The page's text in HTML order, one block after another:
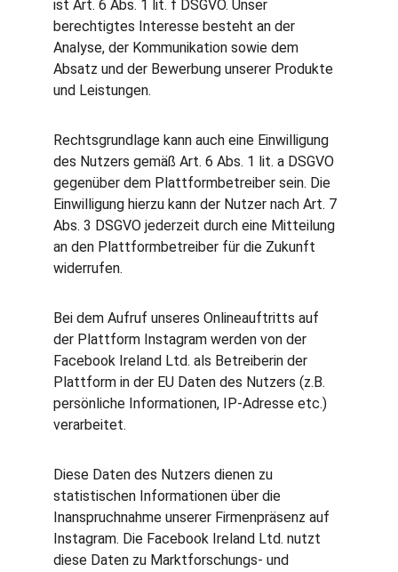
ist Art. 6 Abs. 1 lit. f DSGVO. Unser
berechtigtes Interesse besteht an der
Analyse, der Kommunikation sowie dem
Absatz und der Bewerbung unserer Produkte
und Leistungen.
Rechtsgrundlage kann auch eine Einwilligung
des Nutzers gemäß Art. 6 Abs. 1 lit. a DSGVO
gegenüber dem Plattformbetreiber sein. Die
Einwilligung hierzu kann der Nutzer nach Art. 7
Abs. 3 DSGVO jederzeit durch eine Mitteilung
an den Plattformbetreiber für die Zukunft
widerrufen.
Bei dem Aufruf unseres Onlineauftritts auf
der Plattform Instagram werden von der
Facebook Ireland Ltd. als Betreiberin der
Plattform in der EU Daten des Nutzers (z.B.
persönliche Informationen, IP-Adresse etc.)
verarbeitet.
Diese Daten des Nutzers dienen zu
statistischen Informationen über die
Inanspruchnahme unserer Firmenpräsenz auf
Instagram. Die Facebook Ireland Ltd. nutzt
diese Daten zu Marktforschungs- und